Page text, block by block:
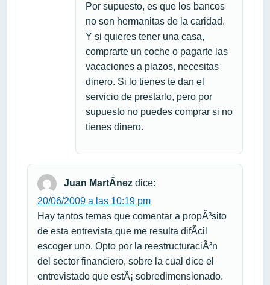
Por supuesto, es que los bancos
no son hermanitas de la caridad.
Y si quieres tener una casa,
comprarte un coche o pagarte las
vacaciones a plazos, necesitas
dinero. Si lo tienes te dan el
servicio de prestarlo, pero por
supuesto no puedes comprar si no
tienes dinero.
Juan MartÃ­nez dice:
20/06/2009 a las 10:19 pm
Hay tantos temas que comentar a propÃ³sito
de esta entrevista que me resulta difÃ­cil
escoger uno. Opto por la reestructuraciÃ³n
del sector financiero, sobre la cual dice el
entrevistado que estÃ¡ sobredimensionado.